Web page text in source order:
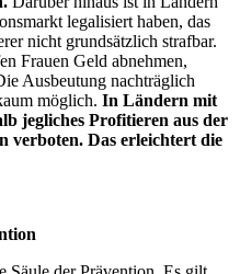
legalisiert haben, das
nicht grundsätzlich strafbar.
Frauen Geld abnehmen,
Ausbeutung nachträglich
möglich. In Ländern mit
jegliches Profitieren aus der
verboten. Das erleichtert die